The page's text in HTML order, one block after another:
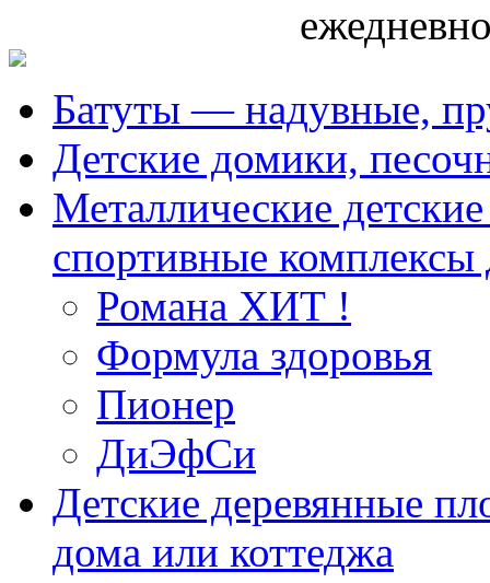
Батуты — надувные,
Детские домики,
Металлические
спортивные комплексы
Романа ХИТ !
Формула здоровья
Пионер
ДиЭфСи
Детские деревянные
дома или коттеджа